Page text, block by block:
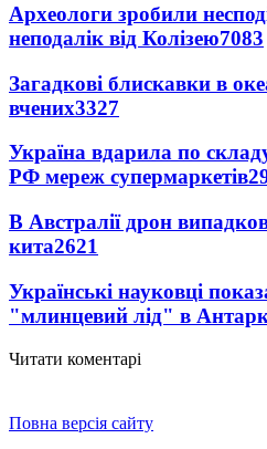
Археологи зробили
неподалік від Колізею7083
Загадкові блискавки в
вчених3327
Україна вдарила по
РФ мереж супермаркетів
В Австралії дрон
кита2621
Українські науковці
"млинцевий лід" в
Читати коментарі
Повна версія сайту